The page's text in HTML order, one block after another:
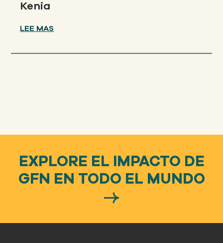
Kenia
LEE MAS
EXPLORE EL IMPACTO DE
GFN EN TODO EL MUNDO